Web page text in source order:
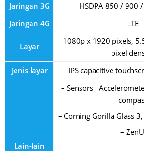
Jaringan 3G
HSDPA 850 / 900
Jaringan 4G
LTE
Layar
1080p x 1920 pixels,
pixel
Jenis layar
IPS capacitive
Lain-lain
– Sensors :
– Corning Gorilla Glass
–